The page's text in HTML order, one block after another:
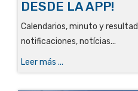
DESDE LA APP!
Calendarios, minuto y
notificaciones, notícias...
Leer más ...